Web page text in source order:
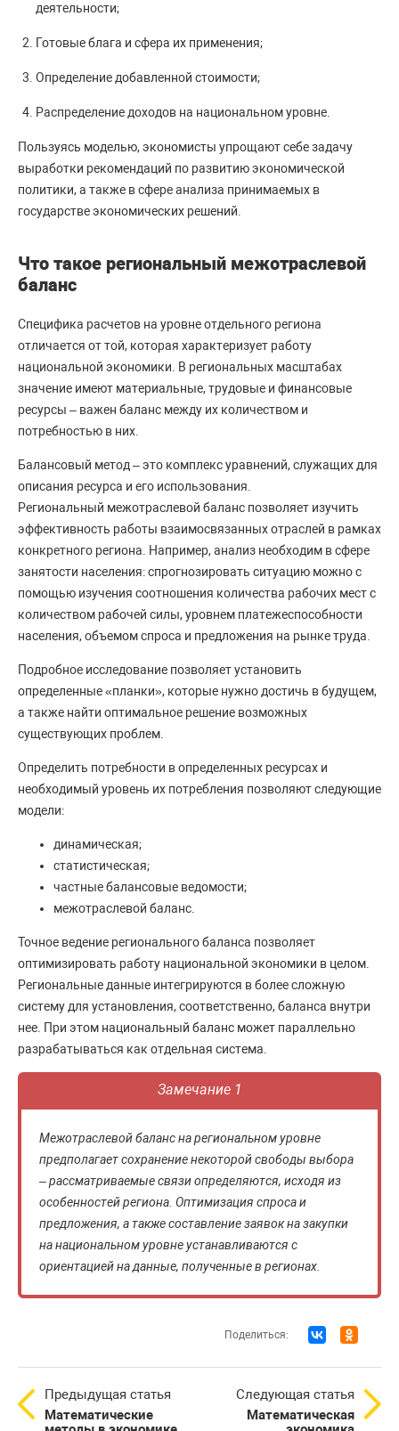
деятельности;
Готовые блага и сфера их применения;
Определение добавленной стоимости;
Распределение доходов на национальном уровне.
Пользуясь моделью, экономисты упрощают себе задачу
выработки рекомендаций по развитию экономической
политики, а также в сфере анализа принимаемых в
государстве экономических решений.
Что такое региональный межотраслевой
баланс
Специфика расчетов на уровне отдельного региона
отличается от той, которая характеризует работу
национальной экономики. В региональных масштабах
значение имеют материальные, трудовые и финансовые
ресурсы – важен баланс между их количеством и
потребностью в них.
Балансовый метод – это комплекс уравнений, служащих для
описания ресурса и его использования.
Региональный межотраслевой баланс позволяет изучить
эффективность работы взаимосвязанных отраслей в рамках
конкретного региона. Например, анализ необходим в сфере
занятости населения: спрогнозировать ситуацию можно с
помощью изучения соотношения количества рабочих мест с
количеством рабочей силы, уровнем платежеспособности
населения, объемом спроса и предложения на рынке труда.
Подробное исследование позволяет установить
определенные «планки», которые нужно достичь в будущем,
а также найти оптимальное решение возможных
существующих проблем.
Определить потребности в определенных ресурсах и
необходимый уровень их потребления позволяют следующие
модели:
динамическая;
статистическая;
частные балансовые ведомости;
межотраслевой баланс.
Точное ведение регионального баланса позволяет
оптимизировать работу национальной экономики в целом.
Региональные данные интегрируются в более сложную
систему для установления, соответственно, баланса внутри
нее. При этом национальный баланс может параллельно
разрабатываться как отдельная система.
Замечание 1
Межотраслевой баланс на региональном уровне
предполагает сохранение некоторой свободы выбора
– рассматриваемые связи определяются, исходя из
особенностей региона. Оптимизация спроса и
предложения, а также составление заявок на закупки
на национальном уровне устанавливаются с
ориентацией на данные, полученные в регионах.
Поделиться:
Предыдущая статья
Математические
Следующая статья
Математическая